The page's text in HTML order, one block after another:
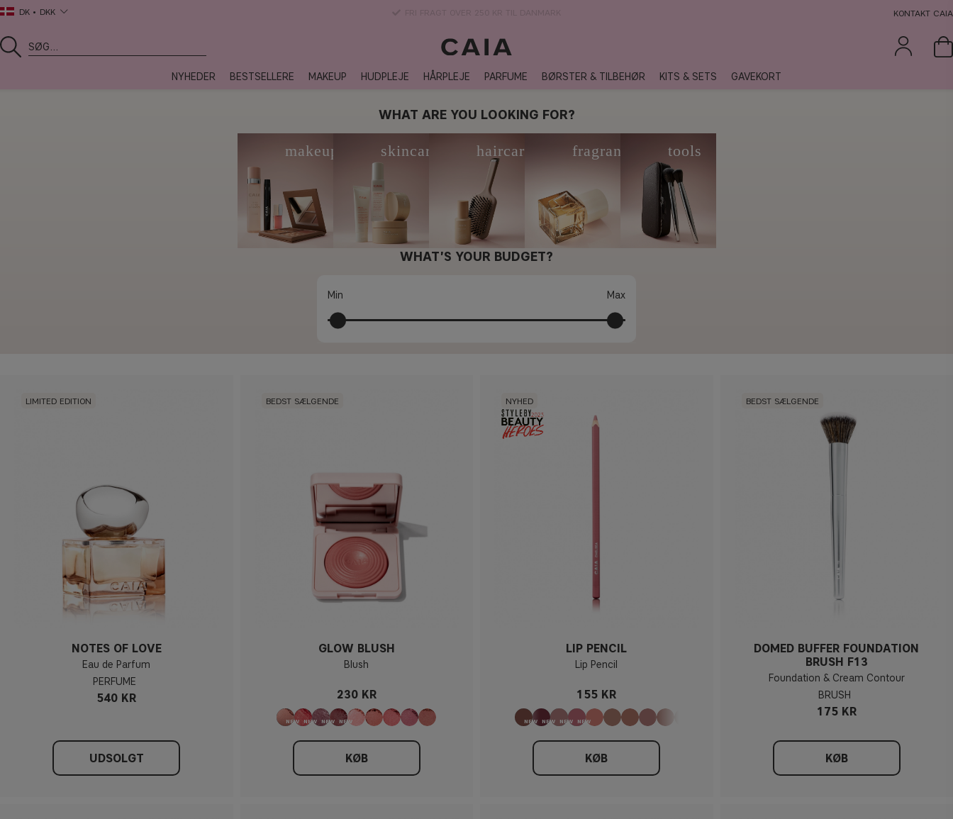
DK DKK KONTAKT CAIA
NYHEDER BESTSELLERE MAKEUP HUDPLEJE HÅRPLEJE PARFUME BØRSTER & TILBEHØR KITS & SETS GAVEKORT
WHAT ARE YOU LOOKING FOR?
makeup skincare haircare fragrance tools
WHAT'S YOUR BUDGET?
LIMITED EDITION
NOTES OF LOVE
Eau de Parfum
PERFUME
540 KR
UDSOLGT
BEDST SÆLGENDE
GLOW BLUSH
Blush
230 KR
KØB
NYHED
LIP PENCIL
Lip Pencil
155 KR
KØB
BEDST SÆLGENDE
DOMED BUFFER FOUNDATION
BRUSH F13
Foundation & Cream Contour
BRUSH
175 KR
KØB